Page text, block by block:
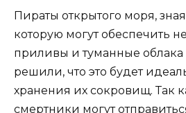
Пираты открытого моря,
которую могут обеспечить
приливы и туманные
решили, что это будет
хранения их сокровищ. Так
смертники могут